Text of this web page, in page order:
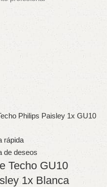
rápida
de deseos
Techo GU10
1x Blanca